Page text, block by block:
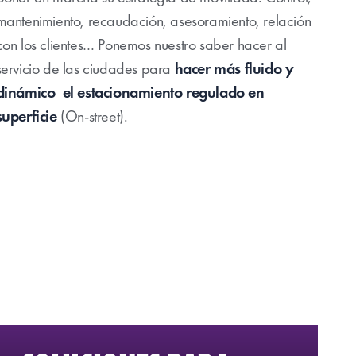
recaudación, asesoramiento, relación
los clientes… Ponemos nuestro saber hacer al
de las ciudades para hacer más fluido y
el estacionamiento regulado en
(On-street).